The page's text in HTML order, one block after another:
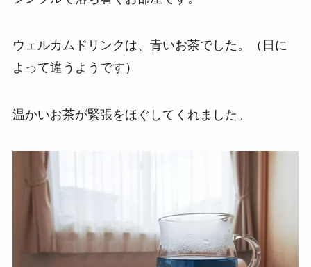
ウェルカムドリンクは、青いお茶でした。（日に
よって違うようです）
温かいお茶が緊張をほぐしてくれました。